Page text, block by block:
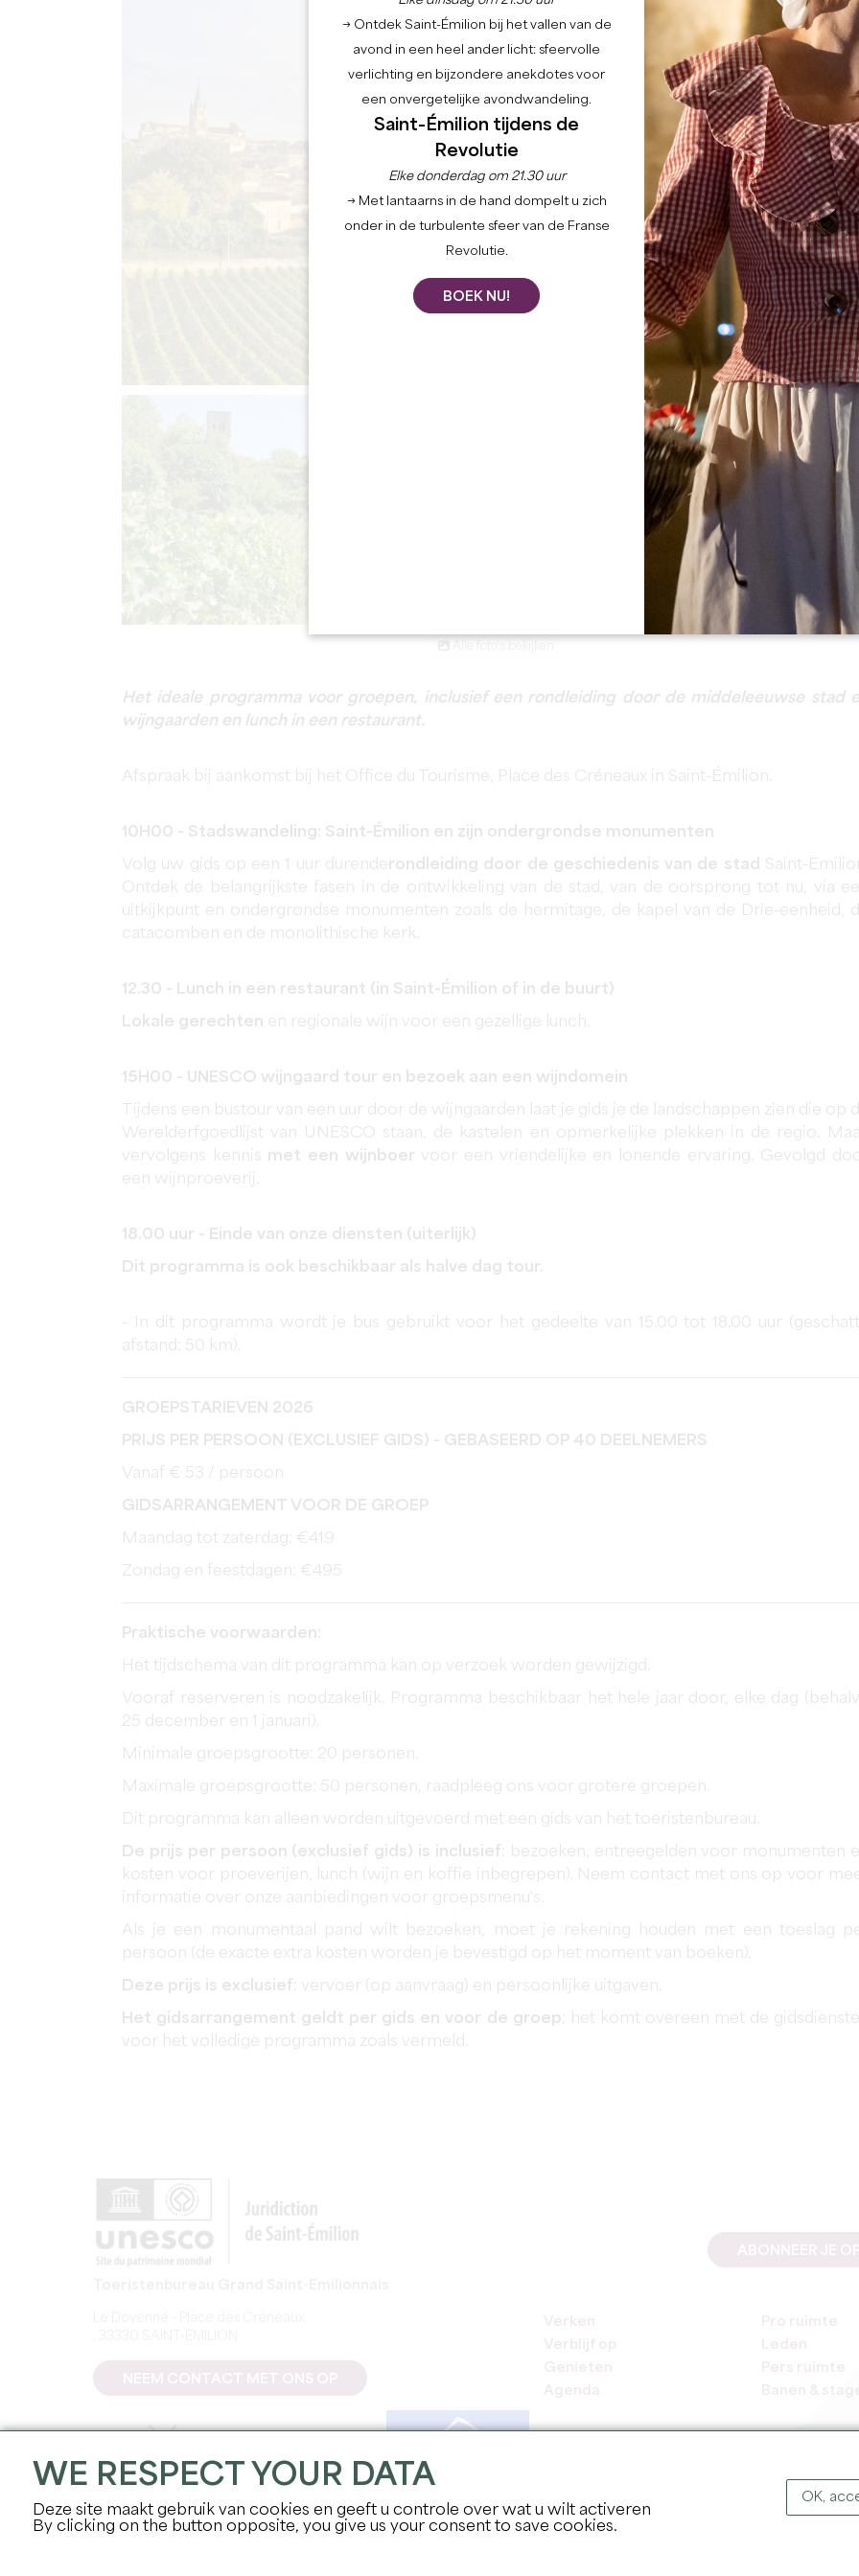
Alle foto's bekijken
Het ideale programma voor groepen, inclusief een rondleiding door de middeleeuwse stad
wijngaarden en lunch in een restaurant.
Afspraak bij aankomst bij het Office du Tourisme, Place des Créneaux in Saint-Émilion.
10H00 - Stadswandeling: Saint-Émilion en zijn ondergrondse monumenten
Volg uw gids op een 1 uur durenderondleiding door de geschiedenis van de stad Saint-
Ontdek de belangrijkste fasen in de ontwikkeling van de stad, van de oorsprong tot nu, via
uitkijkpunt en ondergrondse monumenten zoals de hermitage, de kapel van de Drie-eenheid,
catacomben en de monolithische kerk.
12.30 - Lunch in een restaurant (in Saint-Émilion of in de buurt)
Lokale gerechten en regionale wijn voor een gezellige lunch.
15H00 - UNESCO wijngaard tour en bezoek aan een wijndomein
Tijdens een bustour van een uur door de wijngaarden laat je gids je de landschappen zien die op
Werelderfgoedlijst van UNESCO staan, de kastelen en opmerkelijke plekken in de regio.
vervolgens kennis met een wijnboer voor een vriendelijke en lonende ervaring. Gevolgd
een wijnproeverij.
18.00 uur - Einde van onze diensten (uiterlijk)
Dit programma is ook beschikbaar als halve dag tour.
- In dit programma wordt je bus gebruikt voor het gedeelte van 15.00 tot 18.00 uur
afstand: 50 km).
GROEPSTARIEVEN 2026
PRIJS PER PERSOON (EXCLUSIEF GIDS) - GEBASEERD OP 40 DEELNEMERS
Vanaf € 53 / persoon
GIDSARRANGEMENT VOOR DE GROEP
Maandag tot zaterdag: €419
Zondag en feestdagen: €495
Praktische voorwaarden:
Het tijdschema van dit programma kan op verzoek worden gewijzigd.
Vooraf reserveren is noodzakelijk. Programma beschikbaar het hele jaar door, elke dag
25 december en 1 januari).
Minimale groepsgrootte: 20 personen.
Maximale groepsgrootte: 50 personen, raadpleeg ons voor grotere groepen.
Dit programma kan alleen worden uitgevoerd met een gids van het toeristenbureau.
De prijs per persoon (exclusief gids) is inclusief : bezoeken, entreegelden voor monumenten
kosten voor proeverijen, lunch (wijn en koffie inbegrepen). Neem contact met ons op voor
informatie over onze aanbiedingen voor groepsmenu's.
Als je een monumentaal pand wilt bezoeken, moet je rekening houden met een toeslag
persoon (de exacte extra kosten worden je bevestigd op het moment van boeken).
Deze prijs is exclusief : vervoer (op aanvraag) en persoonlijke uitgaven.
Het gidsarrangement geldt per gids en voor de groep ; het komt overeen met de
voor het volledige programma zoals vermeld.
→ Ontdek Saint-Émilion bij het vallen van de
avond in een heel ander licht: sfeervolle
verlichting en bijzondere anekdotes voor
een onvergetelijke avondwandeling.
Saint-Émilion tijdens de
Revolutie
Elke donderdag om 21.30 uur
→ Met lantaarns in de hand dompelt u zich
onder in de turbulente sfeer van de Franse
Revolutie.
BOEK NU!
WE RESPECT YOUR DATA
Deze site maakt gebruik van cookies en geeft u controle over wat u wilt activeren
By clicking on the button opposite, you give us your consent to save cookies.
OK,